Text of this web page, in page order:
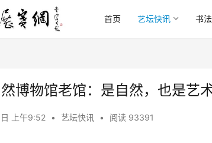
首页 艺坛快讯 书
博物馆老馆：是自然，也是艺
上午9:52 • 艺坛快讯 • 阅读 93391